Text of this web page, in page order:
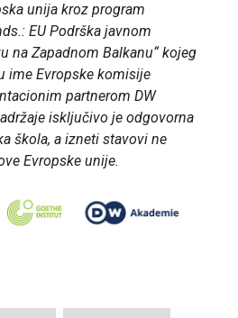
unija kroz program
EU Podrška javnom
na Zapadnom Balkanu“ kojeg
ime Evropske komisije
partnerom DW
isključivo je odgovorna
škola, a izneti stavovi ne
Evropske unije.